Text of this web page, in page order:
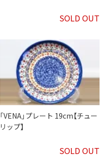
SOLD OUT
「VENA」プレート 19cm【チュー
リップ】
SOLD OUT